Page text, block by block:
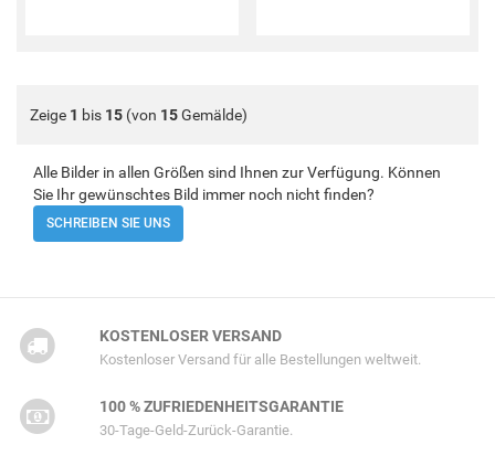
Zeige 1 bis 15 (von 15Gemälde)
Alle Bilder in allen Größen sind Ihnen zur Verfügung. Können
Sie Ihr gewünschtes Bild immer noch nicht finden?
SCHREIBEN SIE UNS
KOSTENLOSER VERSAND
Kostenloser Versand für alle Bestellungen weltweit.
100 % ZUFRIEDENHEITSGARANTIE
30-Tage-Geld-Zurück-Garantie.